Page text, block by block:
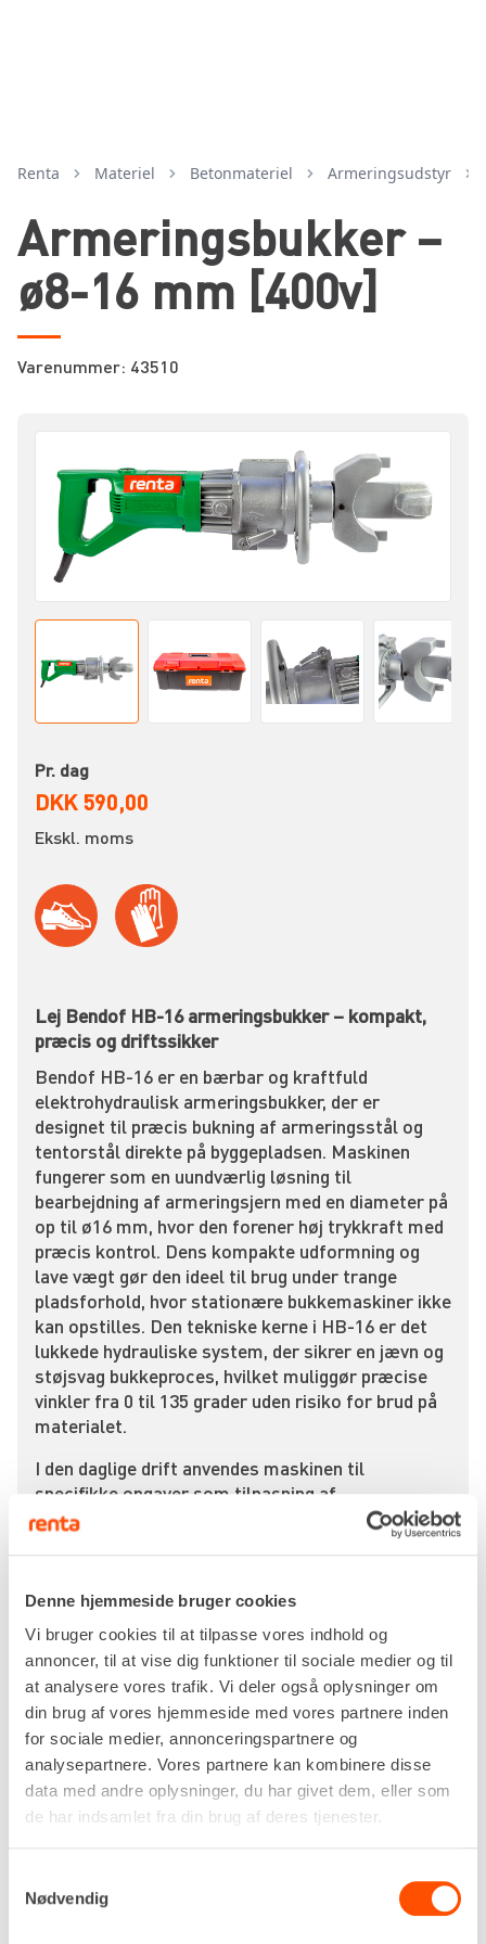
Denne hjemmeside bruger cookies
Vi bruger cookies til at tilpasse vores indhold og
annoncer, til at vise dig funktioner til sociale medier og til
at analysere vores trafik. Vi deler også oplysninger om
din brug af vores hjemmeside med vores partnere inden
for sociale medier, annonceringspartnere og
analysepartnere. Vores partnere kan kombinere disse
data med andre oplysninger, du har givet dem, eller som
de har indsamlet fra din brug af deres tjenester.
Nødvendig
Renta Materiel betonmateriel armeringsudstyr
Armeringsbukker –
ø8-16 mm [400v]
Varenummer: 43510
Pr. dag
DKK 590,00
Ekskl. moms
Lej Bendof HB-16 armeringsbukker – kompakt,
præcis og driftssikker
Bendof HB-16 er en bærbar og kraftfuld
elektrohydraulisk armeringsbukker, der er
designet til præcis bukning af armeringsstål og
tentorstål direkte på byggepladsen. Maskinen
fungerer som en uundværlig løsning til
bearbejdning af armeringsjern med en diameter på
op til ø16 mm, hvor den forener høj trykkraft med
præcis kontrol. Dens kompakte udformning og
lave vægt gør den ideel til brug under trange
pladsforhold, hvor stationære bukkemaskiner ikke
kan opstilles. Den tekniske kerne i HB-16 er det
lukkede hydrauliske system, der sikrer en jævn og
støjsvag bukkeproces, hvilket muliggør præcise
vinkler fra 0 til 135 grader uden risiko for brud på
materialet.
I den daglige drift anvendes maskinen til
specifikke opgaver som tilpasning af
armeringsjern i fundamenter, bukning af bøjler til
bjælker eller efterbearbejdning af jern, der er
særdeles velegnet til reparation og finish på
byggeprojekter, hvor armeringen skal bukkes på
plads efter afskalling af beton. Anlægsgartnere
og murere bruger maskinen til at bukke kamstål til
trappekonstruktioner og støttemure, hvilket
sikrer, at armeringen følger konstruktionens
geometri præcis efter tegningerne.
Arbejdsmiljømæssigt reducerer Bendof HB-16
den fysiske belastning markant, da den erstatter
ergonomiske greb og den hurtige returfunktion
optimerer arbejdsgangen og sikkerheden for